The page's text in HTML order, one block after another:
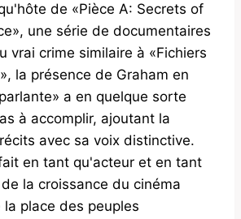
de «Pièce A: Secrets of
une série de documentaires
vrai crime similaire à «Fichiers
la présence de Graham en
a en quelque sorte
à accomplir, ajoutant la
avec sa voix distinctive.
en tant qu'acteur et en tant
la croissance du cinéma
place des peuples